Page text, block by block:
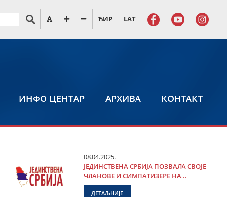
ЋИР LAT
ИНФО ЦЕНТАР АРХИВА КОНТАКТ
08.04.2025.
ЈЕДИНСТВЕНА СРБИЈА ПОЗВАЛА СВОЈЕ
ЧЛАНОВЕ И СИМПАТИЗЕРЕ НА...
ДЕТАЉНИЈЕ